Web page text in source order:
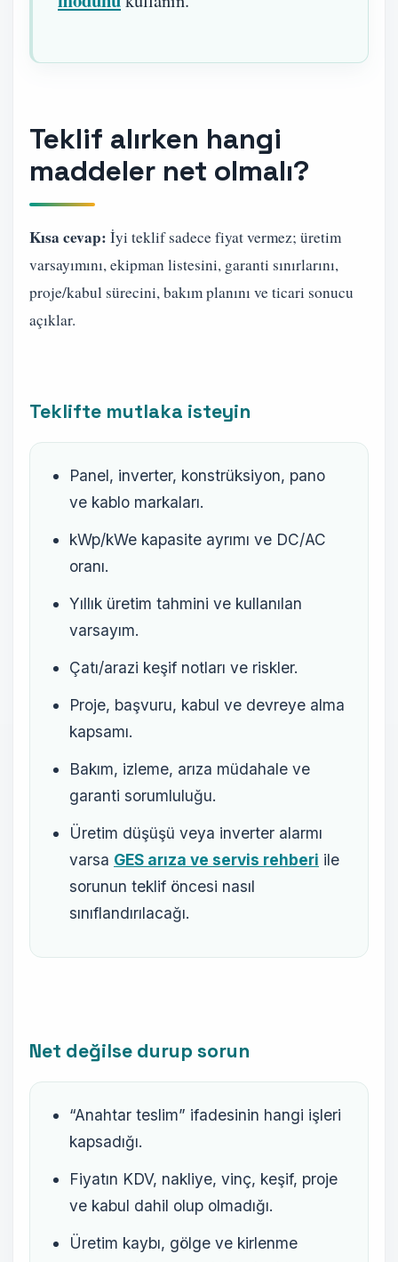
Teklif alırken hangi
maddeler net olmalı?
Kısa cevap: İyi teklif sadece fiyat vermez; üretim
varsayımını, ekipman listesini, garanti sınırlarını,
proje/kabul sürecini, bakım planını ve ticari sonucu
açıklar.
Teklifte mutlaka isteyin
Panel, inverter, konstrüksiyon, pano
ve kablo markaları.
kWp/kWe kapasite ayrımı ve DC/AC
oranı.
Yıllık üretim tahmini ve kullanılan
varsayım.
Çatı/arazi keşif notları ve riskler.
Proje, başvuru, kabul ve devreye alma
kapsamı.
Bakım, izleme, arıza müdahale ve
garanti sorumluluğu.
Üretim düşüşü veya inverter alarmı
varsa GES arıza ve servis rehberi ile
sorunun teklif öncesi nasıl
sınıflandırılacağı.
Net değilse durup sorun
“Anahtar teslim” ifadesinin hangi işleri
kapsadığı.
Fiyatın KDV, nakliye, vinç, keşif, proje
ve kabul dahil olup olmadığı.
Üretim kaybı, gölge ve kirlenme